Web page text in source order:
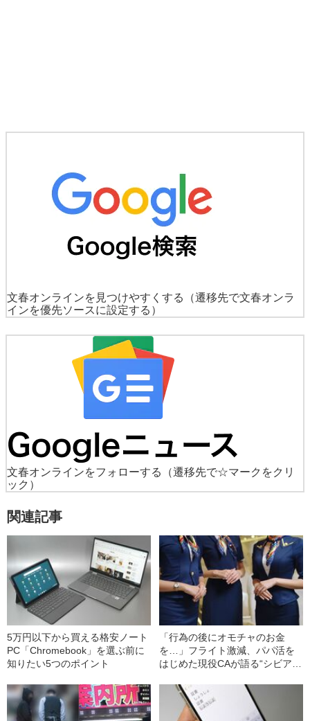
文春オンラインを見つけやすくする
（遷移先で文春オンラ
インを優先ソースに設定する）
文春オンラインをフォローする
（遷移先で☆マークをクリ
ック）
関連記事
5万円以下から買える格安ノート
PC「Chromebook」を選ぶ前に
知りたい5つのポイント
「行為の後にオモチャのお金
を…」フライト激減、パパ活を
はじめた現役CAが語る“シビア